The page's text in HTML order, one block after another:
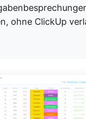
ohne ClickUp